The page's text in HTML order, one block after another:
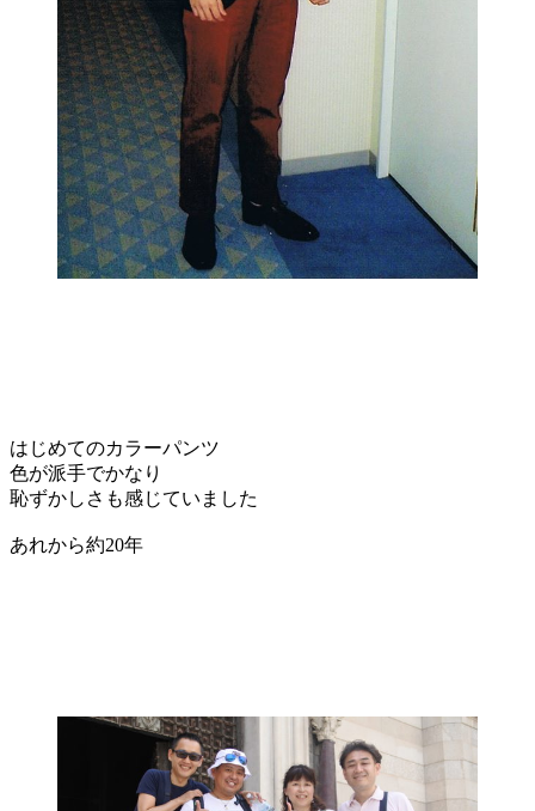
はじめてのカラーパンツ
色が派手でかなり
恥ずかしさも感じていました
あれから約20年